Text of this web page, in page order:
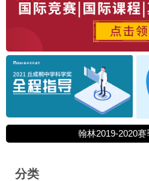
翰林2019-2020
分类